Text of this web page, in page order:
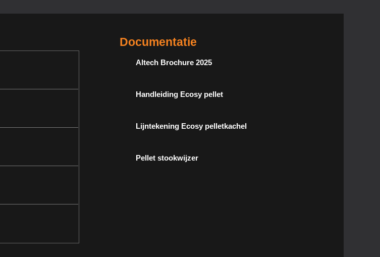
Documentatie
Altech Brochure 2025
Handleiding Ecosy pellet
Lijntekening Ecosy pelletkachel
Pellet stookwijzer